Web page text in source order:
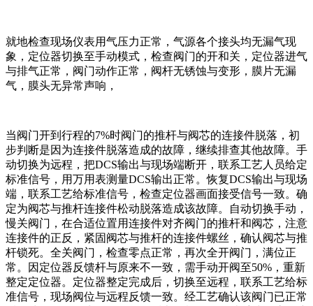
就地检查现场仪表用气压力正常，气源各个接头均无漏气现
象，定位器切换至手动模式，检查阀门的开和关，定位器进气
与排气正常，阀门动作正常，阀杆无锈蚀与变形，膜片无漏
气，膜头无异常声响，
当阀门开到行程的7%时阀门的推杆与阀芯的连接件脱落，初
步判断是因为连接件脱落造成的故障，继续排查其他故障。手
动切换为远程，把DCS输出与现场端断开，联系工艺人员给定
标准信号，用万用表测量DCS输出正常。恢复DCS输出与现场
端，联系工艺给标准信号，检查定位器画面接受信号一致。确
定为阀芯与推杆连接件松动脱落造成该故障。自动切换手动，
慢关阀门，在合适位置用连接件对齐阀门的推杆和阀芯，注意
连接件的正反，紧固阀芯与推杆的连接件螺丝，确认阀芯与推
杆锁死。全关阀门，检查零点正常，再次全开阀门，满位正
常。因定位器反馈杆与原来不一致，需手动开阀至50%，重新
整定定位器。定位器整定完成后，切换至远程，联系工艺给标
准信号，现场阀位与远程反馈一致。经工艺确认该阀门已正常